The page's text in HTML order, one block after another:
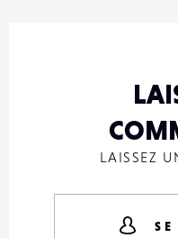
LAISSEZ